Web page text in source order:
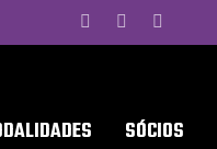
SÓCIOS